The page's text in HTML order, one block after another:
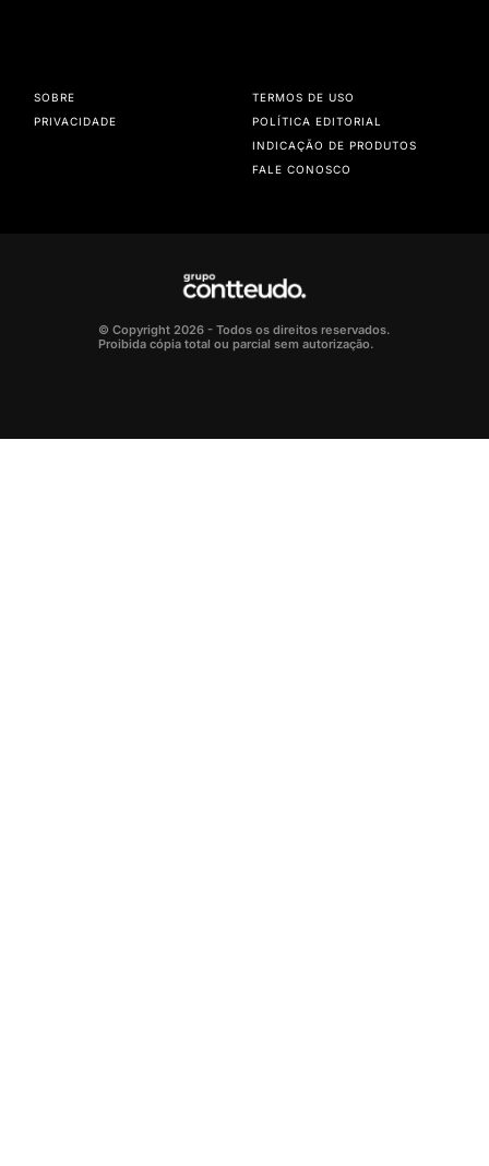
SOBRE
PRIVACIDADE
TERMOS DE USO
POLÍTICA EDITORIAL
INDICAÇÃO DE PRODUTOS
FALE CONOSCO
© Copyright 2026 - Todos os direitos reservados.
Proibida cópia total ou parcial sem autorização.